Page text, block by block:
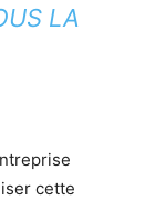
LA
cette